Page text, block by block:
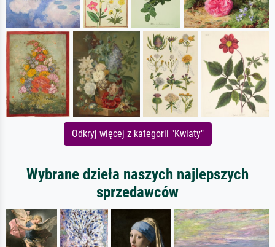
Odkryj więcej z kategorii "Kwiaty"
Wybrane dzieła naszych najlepszych
sprzedawców